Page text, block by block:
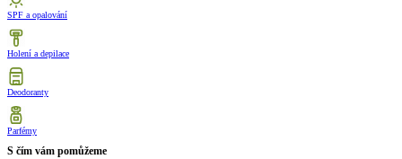
SPF a opalování
Holení a depilace
Deodoranty
Parfémy
S čím vám pomůžeme